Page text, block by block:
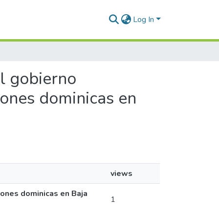
Log In
gobierno
dominicas en
views
dominicas en Baja
1